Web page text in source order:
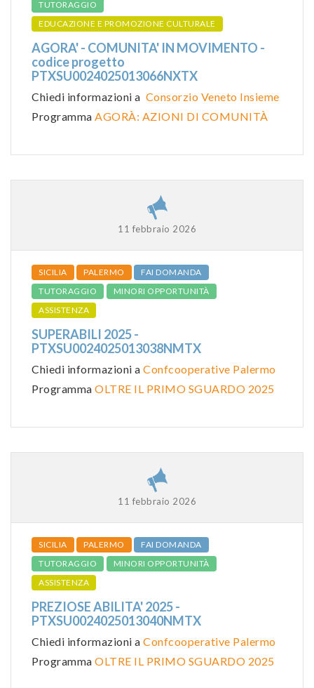
TUTORAGGIO
EDUCAZIONE E PROMOZIONE CULTURALE
AGORA' - COMUNITA' IN MOVIMENTO -
codice progetto
PTXSU0024025013066NXTX
Chiedi informazioni a Consorzio Veneto Insieme
Programma AGORÀ: AZIONI DI COMUNITÀ
11 febbraio 2026
SICILIA PALERMO
FAI DOMANDA
TUTORAGGIO
MINORI OPPORTUNITÀ
ASSISTENZA
SUPERABILI 2025 -
PTXSU0024025013038NMTX
Chiedi informazioni a Confcooperative Palermo
Programma OLTRE IL PRIMO SGUARDO 2025
11 febbraio 2026
SICILIA PALERMO
FAI DOMANDA
TUTORAGGIO
MINORI OPPORTUNITÀ
ASSISTENZA
PREZIOSE ABILITA' 2025 -
PTXSU0024025013040NMTX
Chiedi informazioni a Confcooperative Palermo
Programma OLTRE IL PRIMO SGUARDO 2025